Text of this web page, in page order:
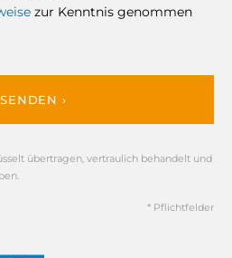
zur Kenntnis genommen
SENDEN ›
übertragen, vertraulich behandelt und
* Pflichtfelder